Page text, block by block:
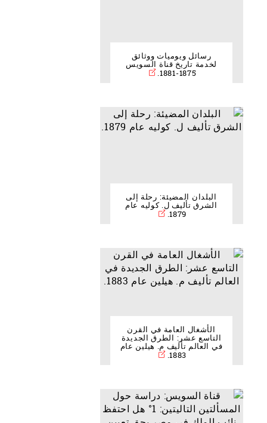
رسائل ويوميات ووثائق
لخدمة تاريخ قناة السويس
1875-1881.
البلدان المضيئة: رحلة إلى
الشرق تأليف ل. كوليه عام
1879.
الأشغال العامة في القرن
التاسع عشر: الطرق الجديدة
في العالم تأليف م. هيلين عام
1883.